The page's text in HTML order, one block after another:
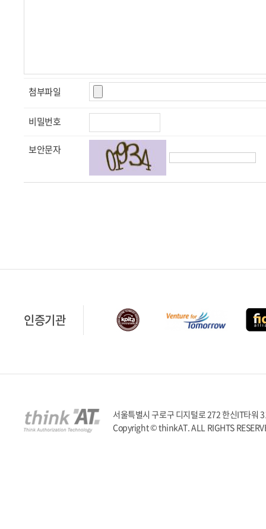
첨부파일
비밀번호
보안문자
인증기관
서울특별시 구로구 디지털로 272 한신IT타
Copyright © thinkAT. ALL RIGHTS